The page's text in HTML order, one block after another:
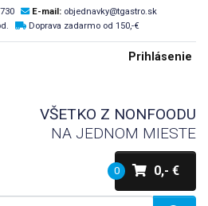
E-mail: objednavky@tgastro.sk
Doprava zadarmo od 150,-€
Prihlásenie
VŠETKO Z NONFOODU
NA JEDNOM MIESTE
0 0,- €